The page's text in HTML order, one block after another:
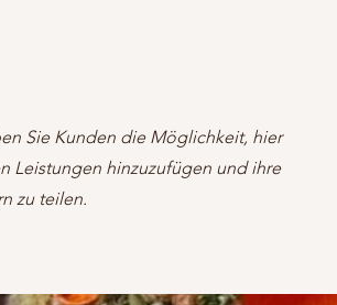
Sie Kunden die Möglichkeit, hier
Leistungen hinzuzufügen und ihre
zu teilen.